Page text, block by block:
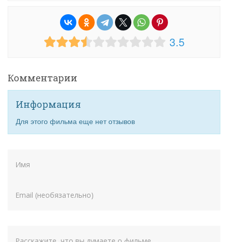
3.5
Комментарии
Информация
Для этого фильма еще нет отзывов